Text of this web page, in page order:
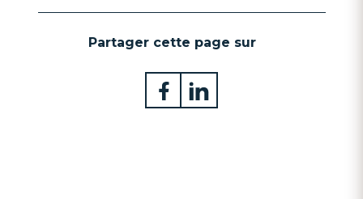
Partager cette page sur